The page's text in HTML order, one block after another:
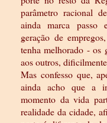
parâmetro racional
ainda marca passo
geração de
tenha melhorado - os
aos outros,
Mas confesso que,
ainda acho que a
momento da vida
realidade da cidade,